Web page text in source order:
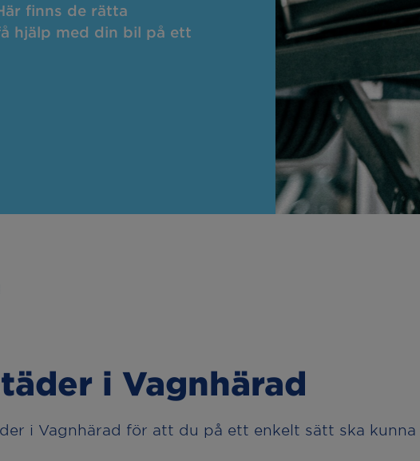
Däckreparation Däckhotell
service
Oljebyte
Motorvärmare
finns de rätta
hjälp med din bil på ett
i Vagnhärad
i Vagnhärad för att du på ett enkelt sätt ska kunna